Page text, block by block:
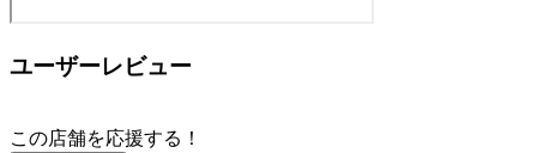
ユーザーレビュー
この店舗を応援する！